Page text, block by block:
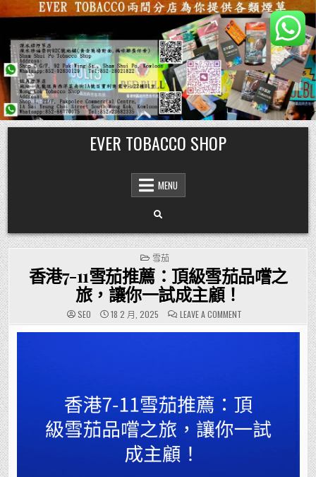
Skip
to
content
EVER TOBACCO SHOP
MENU
POSTED
IN
雪茄
香港7-11雪茄推薦：頂級雪茄品嚐之
旅，讓你一試成主顧！
SEO 18 2 月, 2025 LEAVE A COMMENT
香
港
級
雪
茄
嚐